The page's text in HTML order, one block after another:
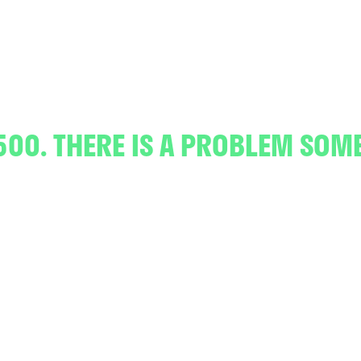
THERE IS A PROBLEM